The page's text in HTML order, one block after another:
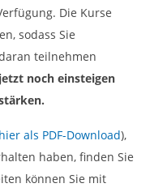
Die Kurse
sodass Sie
teilnehmen
noch einsteigen
hier als PDF-Download),
haben, finden Sie
können Sie mit